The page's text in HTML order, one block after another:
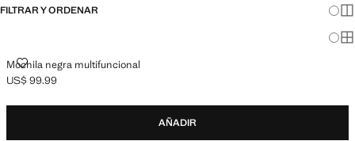
FILTRAR Y ORDENAR
Mochila negra multifuncional
MOCHILA NEGRA MULTIFUNCIONAL
Precio actual [US$ 99.99 ]
US$ 99.99
AÑADIR